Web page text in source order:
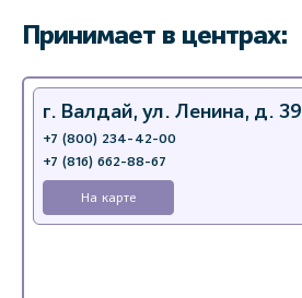
Принимает в центрах:
г. Валдай, ул. Ленина, д. 39
+7 (800) 234-42-00
+7 (816) 662-88-67
На карте